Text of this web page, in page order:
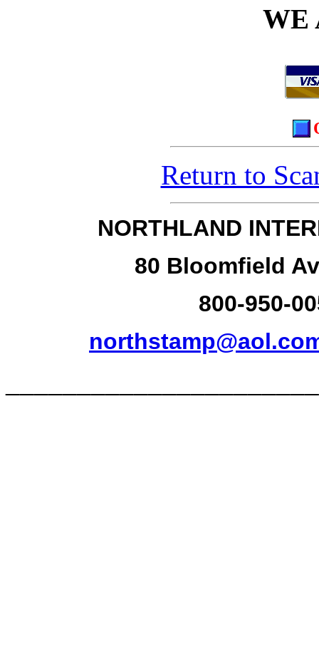
WE
Return to
NORTHLAND
80 Bloomfield
800-950-